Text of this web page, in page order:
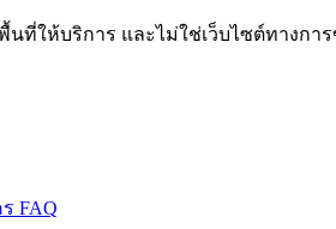
นที่ให้บริการ และไม่ใช่เว็บไซต์ทางก
FAQ